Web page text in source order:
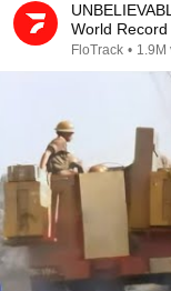
World
2026
FloTrack • 1.9M